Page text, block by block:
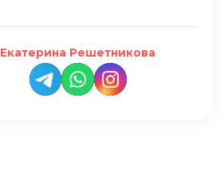
Екатерина Решетникова